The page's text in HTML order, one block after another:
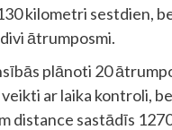
kilometri sestdien,
ātrumposmi.
plānoti 20
ar laika kontroli,
distance sastādīs